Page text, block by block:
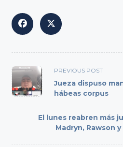
<span
class="nav-
subtitle
reader-
text">Page</span>
PREVIOUS POST
Jueza dispuso
hábeas corpus
El lunes reabren más
Madryn, Rawson